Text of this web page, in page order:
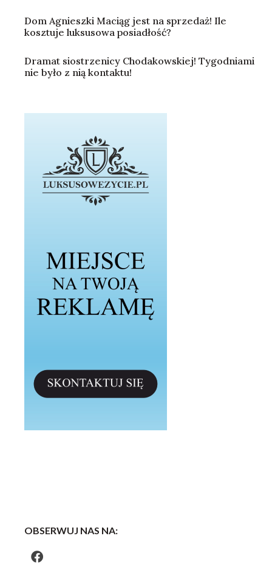
Dom Agnieszki Maciąg jest na sprzedaż! Ile
kosztuje luksusowa posiadłość?
Dramat siostrzenicy Chodakowskiej! Tygodniami
nie było z nią kontaktu!
OBSERWUJ NAS NA: